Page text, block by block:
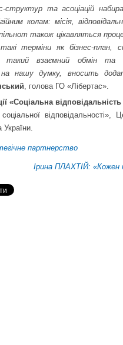
та асоціацій
колам: місія,
також цікавляться
терміни як бізнес-план,
такий взаємний обмін та
нашу думку, вносить
, голова ГО «Лібертас».
«Соціальна відповідальність
відповідальності»,
України.
партнерство
Ірина ПЛАХТІЙ: «Кожен